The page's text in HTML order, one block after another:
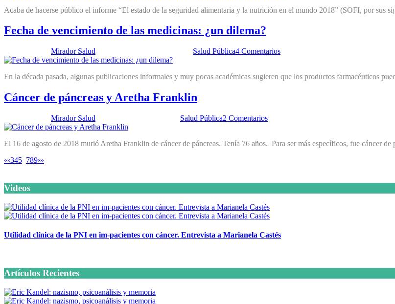
Acaba de hacerse público el informe “El estado de la seguridad alimentaria y la nutrición en el mundo 2018” (SOFI, por sus
Fecha de vencimiento de las medicinas: ¿un dilema?
Mirador Salud Salud Pública4 Comentarios
En la década pasada, algunas publicaciones informales y muy pocas académicas sugieren que los productos farmacéuticos
Cáncer de páncreas y Aretha Franklin
Mirador Salud Salud Pública2 Comentarios
El 16 de agosto de 2018 murió Aretha Franklin de cáncer de páncreas. Tenía 76 años. Para ser más específicos, fue cáncer
«‹345 789›»
Videos
Utilidad clínica de la PNI en im-pacientes con cáncer. Entrevista a Marianela Castés
Artículos Recientes